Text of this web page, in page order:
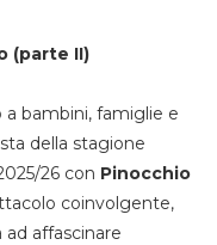
(parte II)
a bambini, famiglie e
della stagione
26 con Pinocchio
coinvolgente,
affascinare